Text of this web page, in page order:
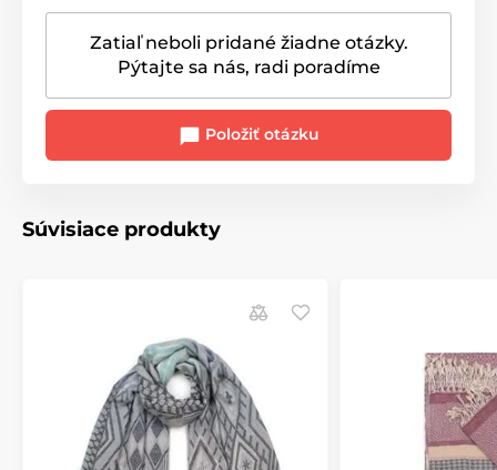
Zatiaľ neboli pridané žiadne otázky.
Pýtajte sa nás, radi poradíme
Položiť otázku
Súvisiace produkty